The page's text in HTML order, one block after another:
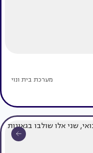
מערכת בית ונוי